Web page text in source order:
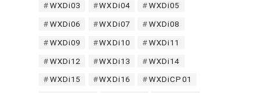
WXDi03 WXDi04 WXDi05
WXDi06 WXDi07 WXDi08
WXDi09 WXDi10 WXDi11
WXDi12 WXDi13 WXDi14
WXDi15 WXDi16 WXDiCP01